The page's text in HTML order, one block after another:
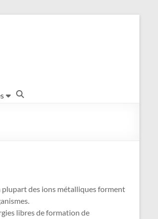
plupart des ions métalliques forment
libres de formation de